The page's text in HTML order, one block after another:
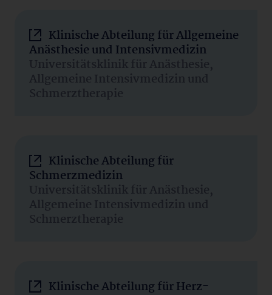
Klinische Abteilung für Allgemeine
Anästhesie und Intensivmedizin
Universitätsklinik für Anästhesie,
Allgemeine Intensivmedizin und
Schmerztherapie
Klinische Abteilung für
Schmerzmedizin
Universitätsklinik für Anästhesie,
Allgemeine Intensivmedizin und
Schmerztherapie
Klinische Abteilung für Herz-